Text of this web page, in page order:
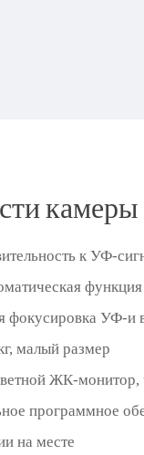
камеры
к УФ-
фокусировка УФ-и
малый размер
ЖК-
программное
на месте